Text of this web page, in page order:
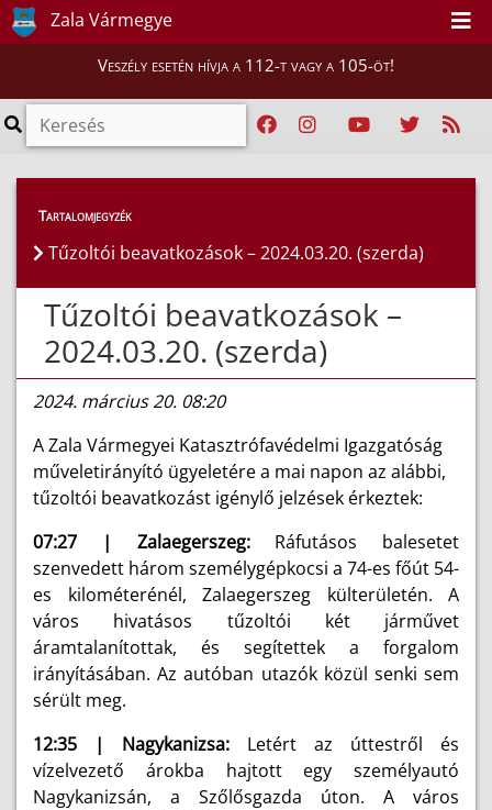
Zala Vármegye
Veszély esetén hívja a 112-t vagy a 105-öt!
Híreink > Hírek
Tartalomjegyzék
Tűzoltói beavatkozások – 2024.03.20. (szerda)
Tűzoltói beavatkozások –
2024.03.20. (szerda)
2024. március 20. 08:20
A Zala Vármegyei Katasztrófavédelmi Igazgatóság
műveletirányító ügyeletére a mai napon az alábbi,
tűzoltói beavatkozást igénylő jelzések érkeztek:
07:27 | Zalaegerszeg:Ráfutásos balesetet
szenvedett három személygépkocsi a 74-es főút 54-
es kilométerénél, Zalaegerszeg külterületén. A
város hivatásos tűzoltói két járművet
áramtalanítottak, és segítettek a forgalom
irányításában. Az autóban utazók közül senki sem
sérült meg.
12:35 | Nagykanizsa: Letért az úttestről és
vízelvezető árokba hajtott egy személyautó
Nagykanizsán, a Szőlősgazda úton. A város